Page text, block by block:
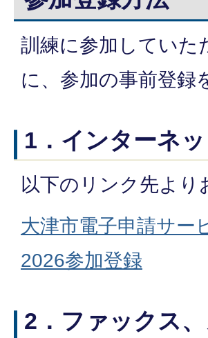
訓練に参加していた
に、参加の事前登録
1．インターネ
以下のリンク先よ
大津市電子申請サー
2026参加登録
2．ファックス